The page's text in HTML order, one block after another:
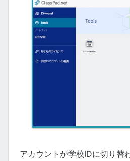
アカウントが学校IDに切り替